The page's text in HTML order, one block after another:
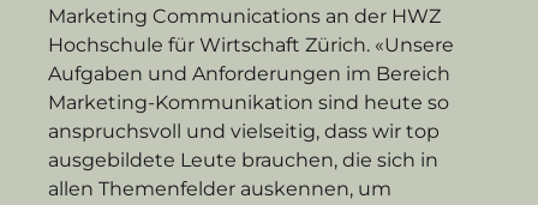
Marketing Communications an der HWZ
Hochschule für Wirtschaft Zürich. «Unsere
Aufgaben und Anforderungen im Bereich
Marketing-Kommunikation sind heute so
anspruchsvoll und vielseitig, dass wir top
ausgebildete Leute brauchen, die sich in
allen Themenfelder auskennen, um